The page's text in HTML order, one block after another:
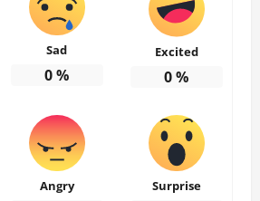
Sad
0%
Excited
0%
Angry Surprise